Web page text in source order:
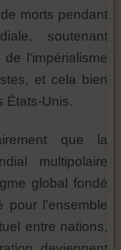
morts pendant
soutenant
l’impérialisme
et cela bien
États-Unis.
que la
multipolaire
global fondé
pour l’ensemble
entre nations,